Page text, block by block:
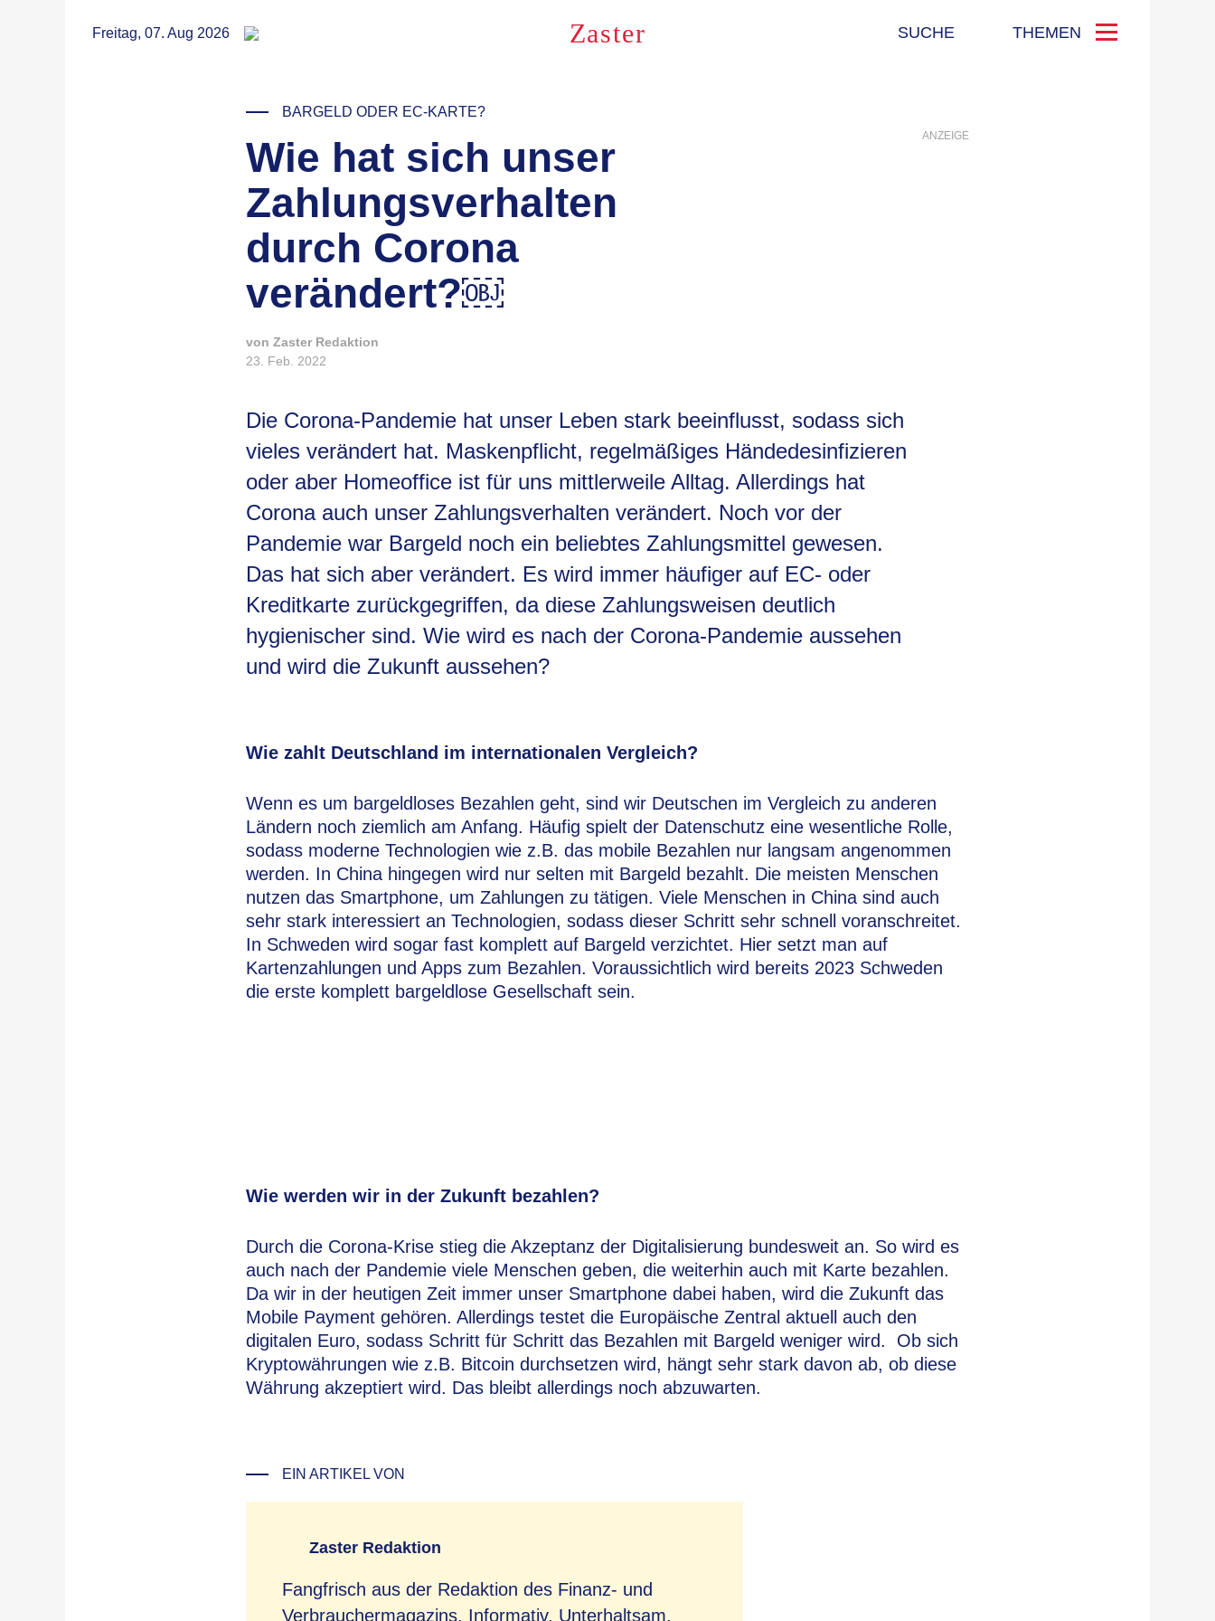
Freitag, 07. Aug 2026 RSS Zaster SUCHE THEMEN
ANZEIGE
© Nathan Dumlao / Unsplash
BARGELD ODER EC-KARTE?
Wie hat sich unser
Zahlungsverhalten
durch Corona
verändert?￼
von Zaster Redaktion
23. Feb. 2022
Die Corona-Pandemie hat unser Leben stark beeinflusst, sodass sich
vieles verändert hat. Maskenpflicht, regelmäßiges Händedesinfizieren
oder aber Homeoffice ist für uns mittlerweile Alltag. Allerdings hat
Corona auch unser Zahlungsverhalten verändert. Noch vor der
Pandemie war Bargeld noch ein beliebtes Zahlungsmittel gewesen.
Das hat sich aber verändert. Es wird immer häufiger auf EC- oder
Kreditkarte zurückgegriffen, da diese Zahlungsweisen deutlich
hygienischer sind. Wie wird es nach der Corona-Pandemie aussehen
und wird die Zukunft aussehen?
Wie zahlt Deutschland im internationalen Vergleich?
Wenn es um bargeldloses Bezahlen geht, sind wir Deutschen im Vergleich zu anderen
Ländern noch ziemlich am Anfang. Häufig spielt der Datenschutz eine wesentliche Rolle,
sodass moderne Technologien wie z.B. das mobile Bezahlen nur langsam angenommen
werden. In China hingegen wird nur selten mit Bargeld bezahlt. Die meisten Menschen
nutzen das Smartphone, um Zahlungen zu tätigen. Viele Menschen in China sind auch
sehr stark interessiert an Technologien, sodass dieser Schritt sehr schnell voranschreitet.
In Schweden wird sogar fast komplett auf Bargeld verzichtet. Hier setzt man auf
Kartenzahlungen und Apps zum Bezahlen. Voraussichtlich wird bereits 2023 Schweden
die erste komplett bargeldlose Gesellschaft sein.
Wie werden wir in der Zukunft bezahlen?
Durch die Corona-Krise stieg die Akzeptanz der Digitalisierung bundesweit an. So wird es
auch nach der Pandemie viele Menschen geben, die weiterhin auch mit Karte bezahlen.
Da wir in der heutigen Zeit immer unser Smartphone dabei haben, wird die Zukunft das
Mobile Payment gehören. Allerdings testet die Europäische Zentral aktuell auch den
digitalen Euro, sodass Schritt für Schritt das Bezahlen mit Bargeld weniger wird. Ob sich
Kryptowährungen wie z.B. Bitcoin durchsetzen wird, hängt sehr stark davon ab, ob diese
Währung akzeptiert wird. Das bleibt allerdings noch abzuwarten.
EIN ARTIKEL VON
Zaster Redaktion
Fangfrisch aus der Redaktion des Finanz- und
Verbrauchermagazins. Informativ. Unterhaltsam.